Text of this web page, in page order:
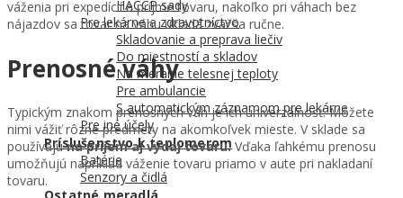
HACCP sady
Pre lekárne a zdravotníctvo
Skladovanie a preprava liečiv
Do miestností a skladov
Na meranie telesnej teploty
Pre ambulancie
S automatickým záznamom pre lekárne
Pre iné účely
Príslušenstvo k teplomerom
Batérie
Senzory a čidlá
váženia pri expedícií a príjme tovaru, nakoľko pri váhach bez
nájazdov sa tovar na váhu ukladá zväčša ručne.
Prenosné váhy
Typickým znakom prenosných váh je ich univerzálnosť. Môžete
nimi vážiť rôzne predmety na akomkoľvek mieste. V sklade sa
používajúna príjem aj výdaj tovaru.Vďaka ľahkému prenosu
umožňujú napríklad váženie tovaru priamo v aute pri nakladaní
tovaru.